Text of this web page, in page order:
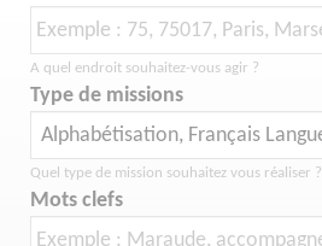
A quel endroit souhaitez-vous agir ?
Type de missions
Quel type de mission souhaitez vous réaliser ?
Mots clefs